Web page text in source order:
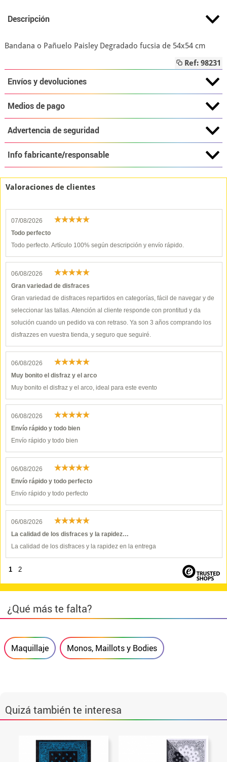
Descripción
Bandana o Pañuelo Paisley Degradado fucsia de 54x54 cm
Ref: 98231
Envíos y devoluciones
Medios de pago
Advertencia de seguridad
Info fabricante/responsable
Valoraciones de clientes
07/08/2026
Todo perfecto
Todo perfecto. Artículo 100% según descripción y envío rápido.
06/08/2026
Gran variedad de disfraces
Gran variedad de disfraces repartidos en categorías, fácil de navegar y de
seleccionar las tallas. Atención al cliente responde con prontitud y da
solución cuando un pedido va con retraso. Ya son 3 años comprando los
disfrazzes en vuestra tienda, y seguro que seguiré.
06/08/2026
Muy bonito el disfraz y el arco
Muy bonito el disfraz y el arco, ideal para este evento
06/08/2026
Envío rápido y todo bien
Envío rápido y todo bien
06/08/2026
Envío rápido y todo perfecto
Envío rápido y todo perfecto
06/08/2026
La calidad de los disfraces y la rapidez…
La calidad de los disfraces y la rapidez en la entrega
1 2
¿Qué más te falta?
Maquillaje Monos, Maillots y Bodies
Quizá también te interesa